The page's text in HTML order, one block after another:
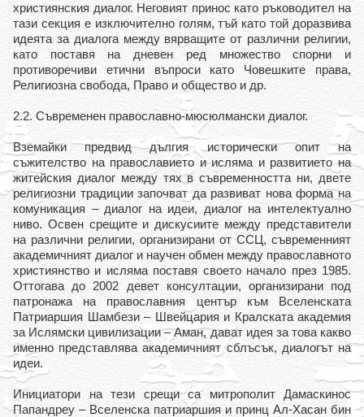
християнския диалог. Неговият принос като ръководител на
тази секция е изключително голям, тъй като той доразвива
идеята за диалога между вярващите от различни религии,
като поставя на дневен ред множество спорни и
противоречиви етични въпроси като Човешките права,
Религиозна свобода, Право и общество и др.
2.2. Съвременен православно-мюсюлмански диалог.
Вземайки предвид дългия исторически опит на
съжителство на православието и исляма и развитието на
житейския диалог между тях в съвременността ни, двете
религиозни традиции започват да развиват нова форма на
комуникация – диалог на идеи, диалог на интелектуално
ниво. Освен срещите и дискусиите между представители
на различни религии, организирани от ССЦ, съвременният
академичният диалог и научен обмен между православното
християнство и исляма поставя своето начало през 1985.
Оттогава до 2002 девет консултации, организирани под
патронажа на православния център към Вселенската
Патриаршия Шамбези – Швейцария и Кралската академия
за Ислямски цивилизации – Аман, дават идея за това какво
именно представлява академичният сблъсък, диалогът на
идеи.
Инициатори на тези срещи са митрополит Дамаскинос
Папандреу – Вселенска патриаршия и принц Ал-Хасан бин